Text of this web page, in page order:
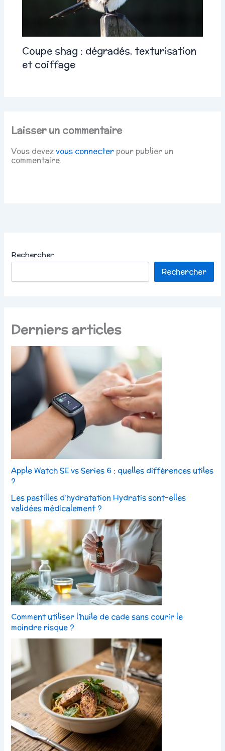
Coupe shag : dégradés, texturisation
et coiffage
Laisser un commentaire
Vous devezvous connecter pour publier un
commentaire.
Rechercher
Rechercher
Derniers articles
Apple Watch SE vs Series 6 : quelles différences utiles
?
Les pastilles d’hydratation Hydratis sont-elles
validées médicalement ?
Comment utiliser l’huile de cade sans courir le
moindre risque ?